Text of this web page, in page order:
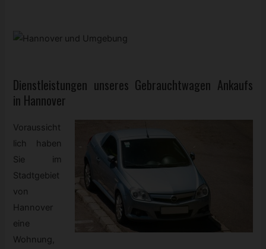
Dienstleistungen unseres Gebrauchtwagen Ankaufs
in Hannover
Voraussicht
lich haben
Sie im
Stadtgebiet
von
Hannover
eine
Wohnung,